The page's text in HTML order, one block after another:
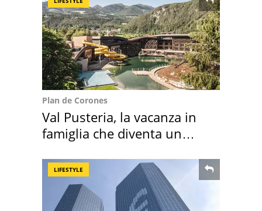
Plan de Corones
Val Pusteria, la vacanza in
famiglia che diventa un
LIFESTYLE